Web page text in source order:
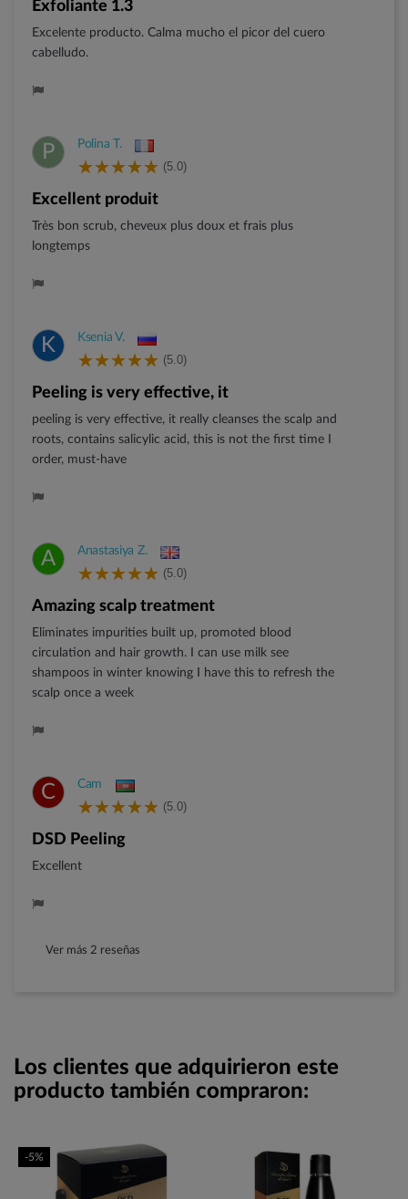
Exfoliante 1.3
Excelente producto. Calma mucho el picor del cuero
cabelludo.
P Polina T.
(5.0)
Excellent produit
Très bon scrub, cheveux plus doux et frais plus
longtemps
K Ksenia V.
(5.0)
peeling is very effective, it
peeling is very effective, it really cleanses the scalp and
roots, contains salicylic acid, this is not the first time I
order, must-have
A Anastasiya Z.
(5.0)
Amazing scalp treatment
Eliminates impurities built up, promoted blood
circulation and hair growth. I can use milk see
shampoos in winter knowing I have this to refresh the
scalp once a week
C Cam
(5.0)
DSD Peeling
Excellent
Ver más 2 reseñas
Los clientes que adquirieron este
producto también compraron:
-5%